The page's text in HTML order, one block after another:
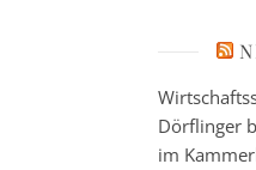
Dörflinger
im